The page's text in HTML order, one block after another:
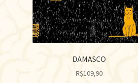
DAMASCO
R$109,90